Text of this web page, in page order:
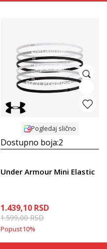
Detaljnije
Uporedi
Brzi Pregled
Pogledaj slično
Dostupno boja:2
Under Armour Mini Elastic
1.439,10 RSD
1.599,00RSD
Popust10%